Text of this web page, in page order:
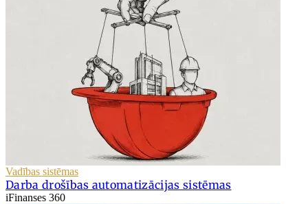
Vadības sistēmas
Darba drošības automatizācijas sistēmas
iFinanses 360